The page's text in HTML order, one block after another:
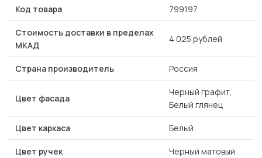
Код товара 799197
Стоимость доставки в пределах
МКАД
4 025 рублей
Страна производитель Россия
Цвет фасада
Черный графит,
Белый глянец
Цвет каркаса Белый
Цвет ручек Черный матовый